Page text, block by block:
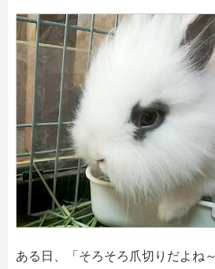
ある日、「そろそろ爪切りだよね